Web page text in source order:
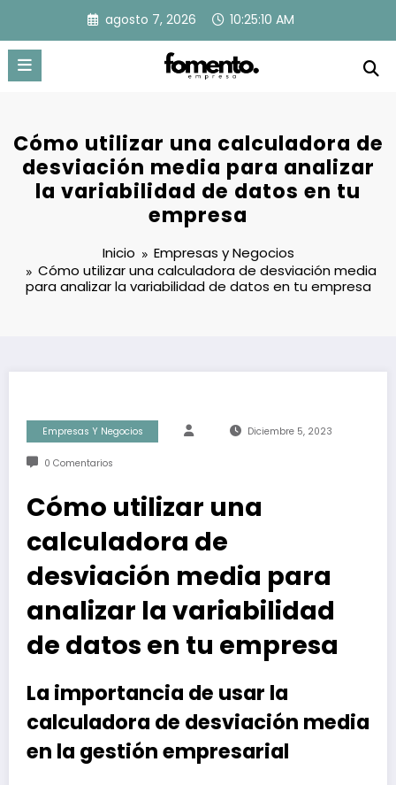
contenido
agosto 7, 2026 10:25:11 AM
Cómo utilizar una calculadora de
desviación media para analizar
la variabilidad de datos en tu
empresa
Inicio
Empresas y Negocios
Cómo utilizar una calculadora de desviación media
para analizar la variabilidad de datos en tu empresa
Empresas Y Negocios Diciembre 5, 2023
0 Comentarios
Cómo utilizar una
calculadora de
desviación media para
analizar la variabilidad
de datos en tu empresa
La importancia de usar la
calculadora de desviación media
en la gestión empresarial